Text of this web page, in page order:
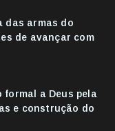
das armas do
de avançar com
a Deus pela
e construção do